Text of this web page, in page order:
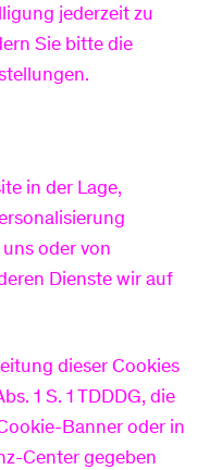
jederzeit zu
Sie bitte die
in der Lage,
oder von
Dienste wir auf
dieser Cookies
1 S. 1 TDDDG, die
Banner oder in
Center gegeben